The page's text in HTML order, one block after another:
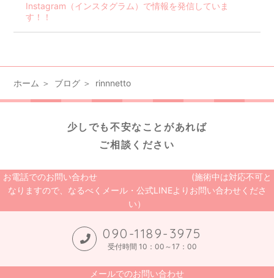
Instagram（インスタグラム）で情報を発信していま
す！！
ホーム ブログ rinnnetto
少しでも不安なことがあれば
ご相談ください
お電話でのお問い合わせ (施術中は対応不可と
なりますので、なるべくメール・公式LINEよりお問い合わせくださ
い）
090-1189-3975
受付時間 10：00～17：00
メールでのお問い合わせ